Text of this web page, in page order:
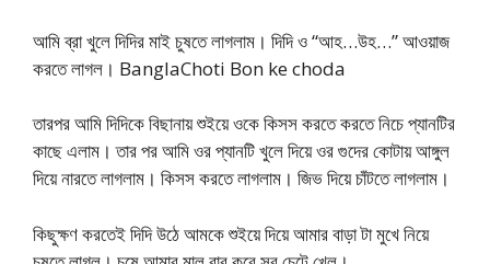
আমি ব্রা খুলে দিদির মাই চুষতে লাগলাম। দিদি ও “আহ…উহ…” আওয়াজ
করতে লাগল। BanglaChoti Bon ke choda
তারপর আমি দিদিকে বিছানায় শুইয়ে ওকে কিসস করতে করতে নিচে প্যানটির
কাছে এলাম। তার পর আমি ওর প্যানটি খুলে দিয়ে ওর গুদের কোটায় আঙ্গুল
দিয়ে নারতে লাগলাম। কিসস করতে লাগলাম। জিভ দিয়ে চাঁটতে লাগলাম।
কিছুক্ষণ করতেই দিদি উঠে আমকে শুইয়ে দিয়ে আমার বাড়া টা মুখে নিয়ে